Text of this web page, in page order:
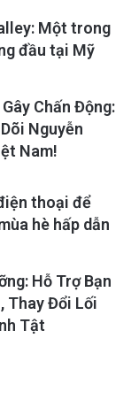
Một trong
đầu tại Mỹ
Chấn Động:
Nguyễn
Nam!
thoại để
hè hấp dẫn
Hỗ Trợ Bạn
Thay Đổi Lối
Tật